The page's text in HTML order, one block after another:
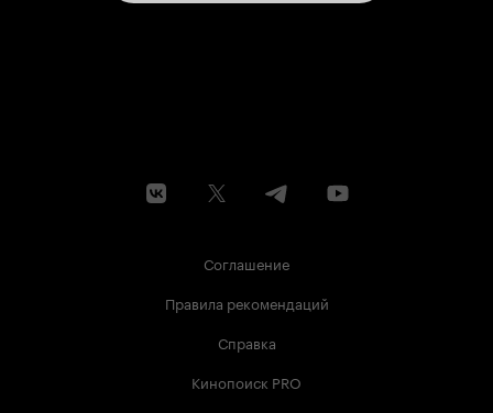
Соглашение
Правила рекомендаций
Справка
Кинопоиск PRO